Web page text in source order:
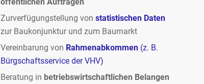
Zurverfügungstellung von statistischen Daten
zur Baukonjunktur und zum Baumarkt
Vereinbarung von Rahmenabkommen (z. B.
Bürgschaftsservice der VHV)
Beratung in betriebswirtschaftlichen Belangen